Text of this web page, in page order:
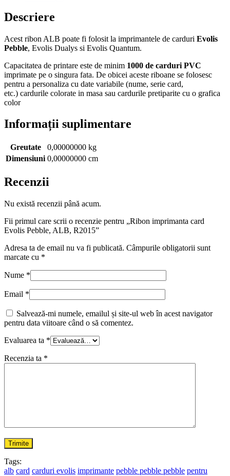
Descriere
Acest ribon ALB poate fi folosit la imprimantele de carduri Evolis
Pebble, Evolis Dualys si Evolis Quantum.
Capacitatea de printare este de minim 1000 de carduri PVC
imprimate pe o singura fata. De obicei aceste riboane se folosesc
pentru a personaliza cu date variabile (nume, serie card,
etc.) cardurile colorate in masa sau cardurile pretiparite cu o grafica
color
Informații suplimentare
Greutate
0,00000000 kg
Dimensiuni 0,00000000 cm
Recenzii
Nu există recenzii până acum.
Fii primul care scrii o recenzie pentru „Ribon imprimanta card
Evolis Pebble, ALB, R2015”
Adresa ta de email nu va fi publicată. Câmpurile obligatorii sunt
marcate cu *
Nume *
Email *
Salvează-mi numele, emailul și site-ul web în acest navigator
pentru data viitoare când o să comentez.
Evaluarea ta *
Recenzia ta *
Tags:
alb card carduri evolis imprimante pebble pebble pebble pentru